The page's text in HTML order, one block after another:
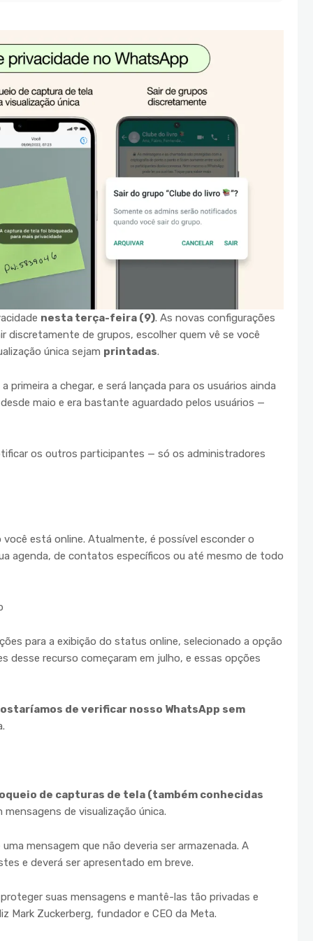
nesta terça-feira (9). As novas configurações
discretamente de grupos, escolher quem vê se você
única sejam printadas.
primeira a chegar, e será lançada para os usuários ainda
maio e era bastante aguardado pelos usuários —
os outros participantes — só os administradores
está online. Atualmente, é possível esconder o
agenda, de contatos específicos ou até mesmo de todo
para a exibição do status online, selecionado a opção
desse recurso começaram em julho, e essas opções
de verificar nosso WhatsApp sem
de capturas de tela (também conhecidas
mensagens de visualização única.
mensagem que não deveria ser armazenada. A
e deverá ser apresentado em breve.
suas mensagens e mantê-las tão privadas e
Mark Zuckerberg, fundador e CEO da Meta.